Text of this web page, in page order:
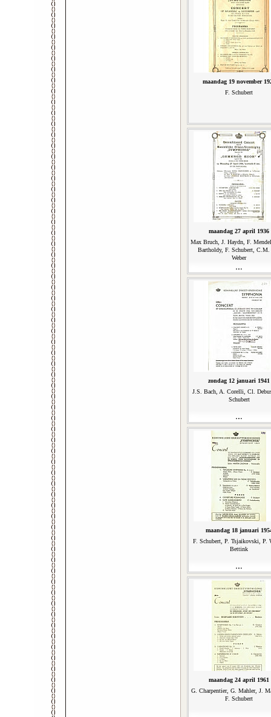
maandag 19 november
F. Schubert
maandag 27 april 1936
Max Bruch, J. Haydn, F.
Bartholdy, F. Schubert, C.M.
Weber
zondag 12 januari 1941
J.S. Bach, A. Corelli, Cl.
Schubert
maandag 18 januari
F. Schubert, P. Tsjaikovski, P.
Bettink
maandag 24 april 1961
G. Charpentier, G. Mahler, J.
F. Schubert